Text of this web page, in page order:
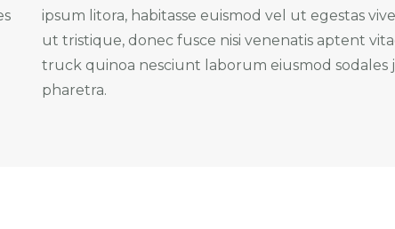
ipsum litora, habitasse euismod vel ut egestas
ut tristique, donec fusce nisi venenatis aptent
truck quinoa nesciunt laborum eiusmod sodales
pharetra.